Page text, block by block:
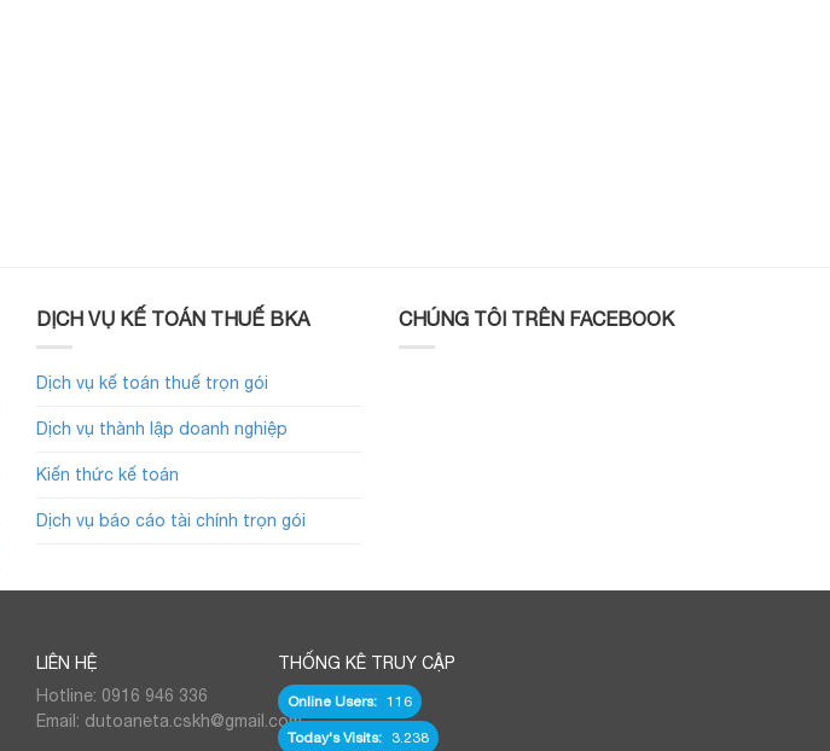
DỊCH VỤ KẾ TOÁN THUẾ BKA
Dịch vụ kế toán thuế trọn gói
Dịch vụ thành lập doanh nghiệp
Kiến thức kế toán
Dịch vụ báo cáo tài chính trọn gói
CHÚNG TÔI TRÊN FACEBOOK
LIÊN HỆ
Hotline: 0916 946 336
Email: dutoaneta.cskh@gmail.com
THỐNG KÊ TRUY CẬP
Online Users: 116
Today's Visits: 3.238